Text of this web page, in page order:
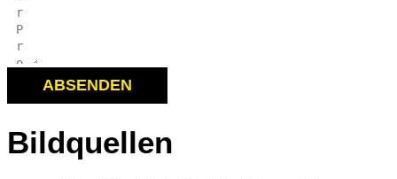
ABSENDEN
Bildquellen